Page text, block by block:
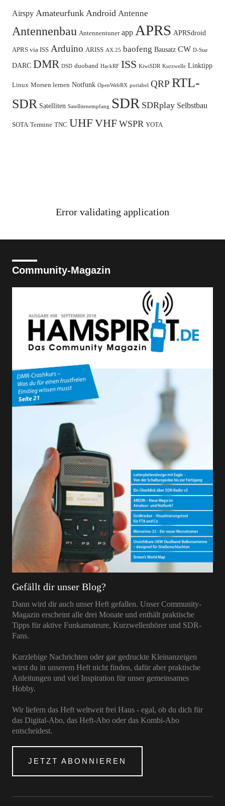
Airspy Amateurfunk Android Antenne
Antennenbau Antennentuner app APRS APRSdroid
APRS via ISS Arduino ARISS AX.25 baofeng Bausatz CW D-Star
DARC DMR DSD duoband HackRF ISS KiwiSDR Kurzwelle Linktipp
Linux Morsen lernen Notfunk OpenWebRX portabel QRP RTL-
SDR Satelliten Satellitenempfang SDR SDRplay Selbstbau
SOTA Termine TNC UHF VHF WSPR YOTA
Error validating application
Community-Magazin
Gefällt dir unser Blog?
Dann wird dir auch unser Heft gefallen. Unser Community-
Magazin erscheint alle drei Monate und enthält praktische
Tipps für aktive Funkamateure, Kurzwellenhörer und SDR-
Fans.
Kurzlebige Nachrichten oder gar gedruckte Kleinanzeigen
wirst du in unserem Heft nicht finden, dafür aber praktische
Anleitungen und viel Inspiration für unser gemeinsames
Hobby.
Wir liefern das Heft weltweit frei Haus - egal, ob du dich für
das Digital-Abo, das Heft-Abo oder das Kombi-Abo
entscheidest.
JETZT ABONNIEREN